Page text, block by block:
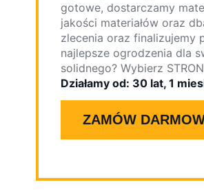
gotowe, dostarczamy
jakości materiałów oraz
zlecenia oraz finalizujemy
najlepsze ogrodzenia dla
solidnego? Wybierz
Działamy od: 30 lat, 1
ZAMÓW